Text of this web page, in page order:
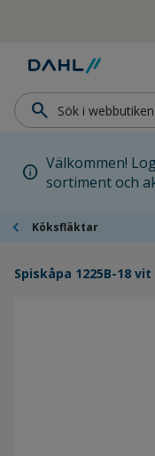
Hoppa till
search
info Välkommen!
sortiment och
chevron_left Köksfläktar
Spiskåpa 1225B-18 vit